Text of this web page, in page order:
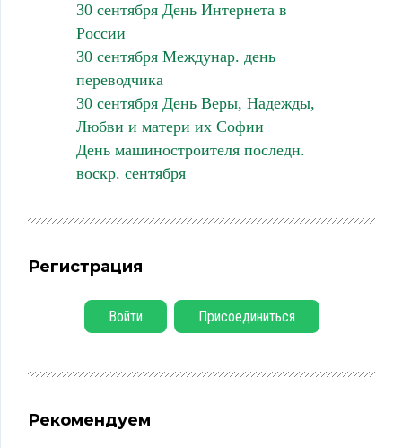
30 сентября День Интернета в
России
30 сентября Междунар. день
переводчика
30 сентября День Веры, Надежды,
Любви и матери их Софии
День машиностроителя последн.
воскр. сентября
Регистрация
Войти Присоединиться
Рекомендуем